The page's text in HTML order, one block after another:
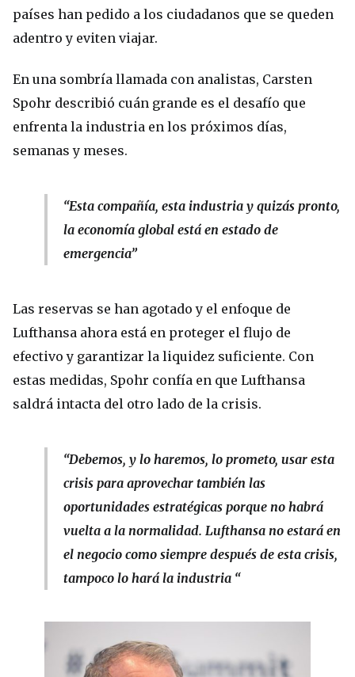
países han pedido a los ciudadanos que se queden
adentro y eviten viajar.
En una sombría llamada con analistas, Carsten
Spohr describió cuán grande es el desafío que
enfrenta la industria en los próximos días,
semanas y meses.
“Esta compañía, esta industria y quizás pronto,
la economía global está en estado de
emergencia”
Las reservas se han agotado y el enfoque de
Lufthansa ahora está en proteger el flujo de
efectivo y garantizar la liquidez suficiente. Con
estas medidas, Spohr confía en que Lufthansa
saldrá intacta del otro lado de la crisis.
“Debemos, y lo haremos, lo prometo, usar esta
crisis para aprovechar también las
oportunidades estratégicas porque no habrá
vuelta a la normalidad. Lufthansa no estará en
el negocio como siempre después de esta crisis,
tampoco lo hará la industria “